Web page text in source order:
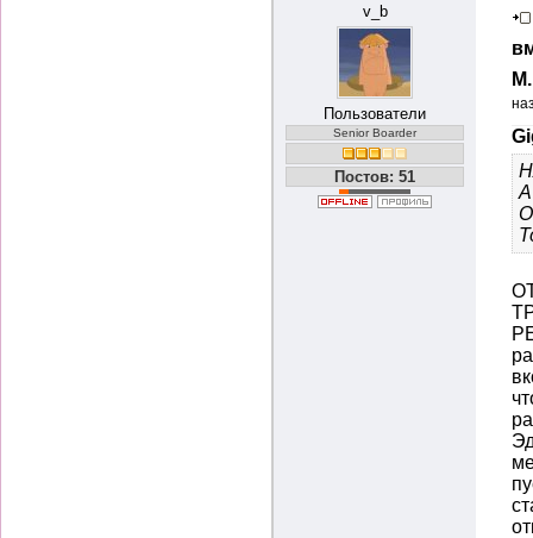
v_b
Пользователи
Senior Boarder
Постов: 51
А